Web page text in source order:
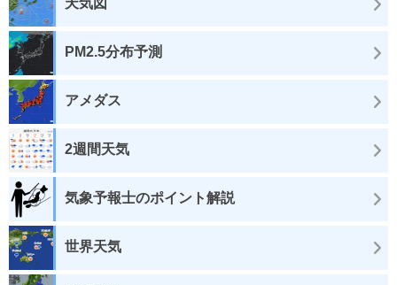
天気図
PM2.5分布予測
アメダス
2週間天気
気象予報士のポイント解説
世界天気